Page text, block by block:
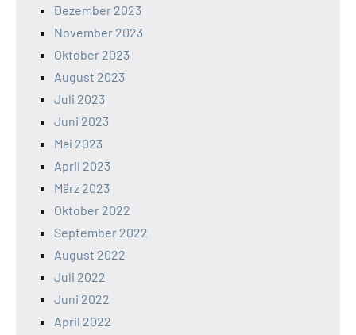
Dezember 2023
November 2023
Oktober 2023
August 2023
Juli 2023
Juni 2023
Mai 2023
April 2023
März 2023
Oktober 2022
September 2022
August 2022
Juli 2022
Juni 2022
April 2022